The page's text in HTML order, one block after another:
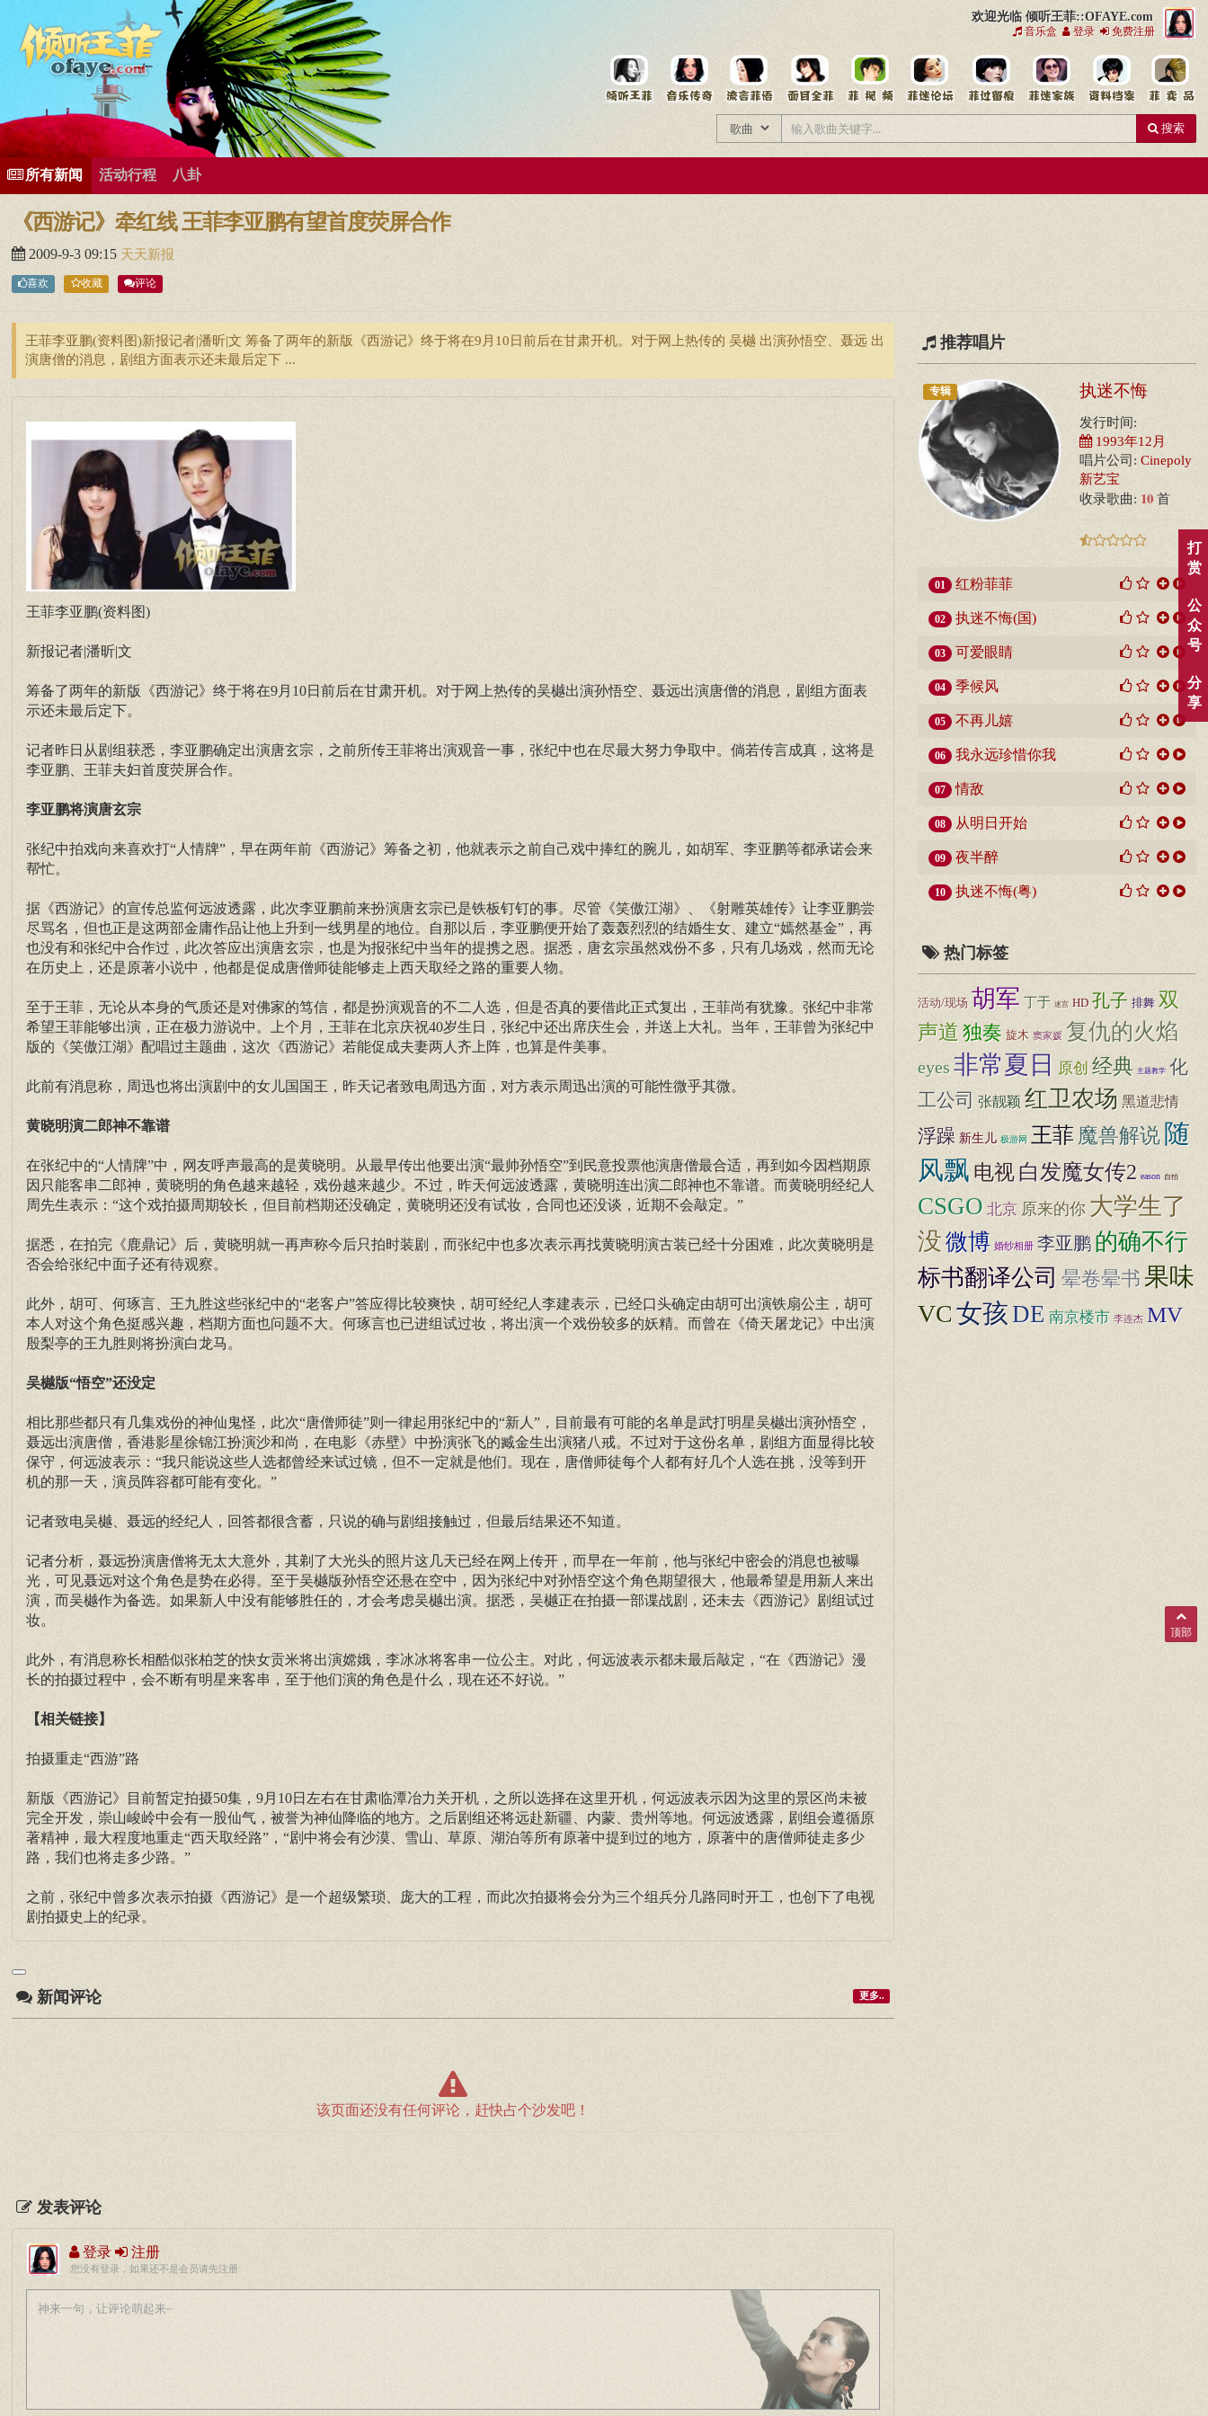
欢迎光临 倾听王菲::OFAYE.com
音乐盒 登录 免费注册
有歌曲专辑
王菲新闻王菲的精美图片王菲精彩视频王菲论坛给王菲留言用户中心王菲资料档案
搜索
所有新闻 活动行程 八卦
《西游记》牵红线 王菲李亚鹏有望首度荧屏合作
2009-9-3 09:15 天天新报
喜欢 收藏 评论
王菲李亚鹏(资料图)新报记者|潘昕|文 筹备了两年的新版《西游记》终于将在9月10日前后在甘肃开机。对于网上热传的 吴樾 出演孙悟空、聂远 出
演唐僧的消息，剧组方面表示还未最后定下 ...
王菲李亚鹏(资料图)
新报记者|潘昕|文
筹备了两年的新版《西游记》终于将在9月10日前后在甘肃开机。对于网上热传的吴樾出演孙悟空、聂远出演唐僧的消息，剧组方面表
示还未最后定下。
记者昨日从剧组获悉，李亚鹏确定出演唐玄宗，之前所传王菲将出演观音一事，张纪中也在尽最大努力争取中。倘若传言成真，这将是
李亚鹏、王菲夫妇首度荧屏合作。
李亚鹏将演唐玄宗
张纪中拍戏向来喜欢打“人情牌”，早在两年前《西游记》筹备之初，他就表示之前自己戏中捧红的腕儿，如胡军、李亚鹏等都承诺会来
帮忙。
据《西游记》的宣传总监何远波透露，此次李亚鹏前来扮演唐玄宗已是铁板钉钉的事。尽管《笑傲江湖》、《射雕英雄传》让李亚鹏尝
尽骂名，但也正是这两部金庸作品让他上升到一线男星的地位。自那以后，李亚鹏便开始了轰轰烈烈的结婚生女、建立“嫣然基金”，再
也没有和张纪中合作过，此次答应出演唐玄宗，也是为报张纪中当年的提携之恩。据悉，唐玄宗虽然戏份不多，只有几场戏，然而无论
在历史上，还是原著小说中，他都是促成唐僧师徒能够走上西天取经之路的重要人物。
至于王菲，无论从本身的气质还是对佛家的笃信，都是扮演观音的不二人选，但是否真的要借此正式复出，王菲尚有犹豫。张纪中非常
希望王菲能够出演，正在极力游说中。上个月，王菲在北京庆祝40岁生日，张纪中还出席庆生会，并送上大礼。当年，王菲曾为张纪中
版的《笑傲江湖》配唱过主题曲，这次《西游记》若能促成夫妻两人齐上阵，也算是件美事。
此前有消息称，周迅也将出演剧中的女儿国国王，昨天记者致电周迅方面，对方表示周迅出演的可能性微乎其微。
黄晓明演二郎神不靠谱
在张纪中的“人情牌”中，网友呼声最高的是黄晓明。从最早传出他要出演“最帅孙悟空”到民意投票他演唐僧最合适，再到如今因档期原
因只能客串二郎神，黄晓明的角色越来越轻，戏份越来越少。不过，昨天何远波透露，黄晓明连出演二郎神也不靠谱。而黄晓明经纪人
周先生表示：“这个戏拍摄周期较长，但目前档期还没确定，黄晓明还没有试妆，合同也还没谈，近期不会敲定。”
据悉，在拍完《鹿鼎记》后，黄晓明就一再声称今后只拍时装剧，而张纪中也多次表示再找黄晓明演古装已经十分困难，此次黄晓明是
否会给张纪中面子还有待观察。
此外，胡可、何琢言、王九胜这些张纪中的“老客户”答应得比较爽快，胡可经纪人李建表示，已经口头确定由胡可出演铁扇公主，胡可
本人对这个角色挺感兴趣，档期方面也问题不大。何琢言也已进组试过妆，将出演一个戏份较多的妖精。而曾在《倚天屠龙记》中出演
殷梨亭的王九胜则将扮演白龙马。
吴樾版“悟空”还没定
相比那些都只有几集戏份的神仙鬼怪，此次“唐僧师徒”则一律起用张纪中的“新人”，目前最有可能的名单是武打明星吴樾出演孙悟空，
聂远出演唐僧，香港影星徐锦江扮演沙和尚，在电影《赤壁》中扮演张飞的臧金生出演猪八戒。不过对于这份名单，剧组方面显得比较
保守，何远波表示：“我只能说这些人选都曾经来试过镜，但不一定就是他们。现在，唐僧师徒每个人都有好几个人选在挑，没等到开
机的那一天，演员阵容都可能有变化。”
记者致电吴樾、聂远的经纪人，回答都很含蓄，只说的确与剧组接触过，但最后结果还不知道。
记者分析，聂远扮演唐僧将无太大意外，其剃了大光头的照片这几天已经在网上传开，而早在一年前，他与张纪中密会的消息也被曝
光，可见聂远对这个角色是势在必得。至于吴樾版孙悟空还悬在空中，因为张纪中对孙悟空这个角色期望很大，他最希望是用新人来出
演，而吴樾作为备选。如果新人中没有能够胜任的，才会考虑吴樾出演。据悉，吴樾正在拍摄一部谍战剧，还未去《西游记》剧组试过
妆。
此外，有消息称长相酷似张柏芝的快女贡米将出演嫦娥，李冰冰将客串一位公主。对此，何远波表示都未最后敲定，“在《西游记》漫
长的拍摄过程中，会不断有明星来客串，至于他们演的角色是什么，现在还不好说。”
【相关链接】
拍摄重走“西游”路
新版《西游记》目前暂定拍摄50集，9月10日左右在甘肃临潭冶力关开机，之所以选择在这里开机，何远波表示因为这里的景区尚未被
完全开发，崇山峻岭中会有一股仙气，被誉为神仙降临的地方。之后剧组还将远赴新疆、内蒙、贵州等地。何远波透露，剧组会遵循原
著精神，最大程度地重走“西天取经路”，“剧中将会有沙漠、雪山、草原、湖泊等所有原著中提到过的地方，原著中的唐僧师徒走多少
路，我们也将走多少路。”
之前，张纪中曾多次表示拍摄《西游记》是一个超级繁琐、庞大的工程，而此次拍摄将会分为三个组兵分几路同时开工，也创下了电视
剧拍摄史上的纪录。
新闻评论 更多..
该页面还没有任何评论，赶快占个沙发吧！
发表评论
登录 注册
您没有登录，如果还不是会员请先注册
推荐唱片
专辑 执迷不悔
发行时间:
1993年12月
唱片公司: Cinepoly
新艺宝
收录歌曲: 10 首
01 红粉菲菲
02 执迷不悔(国)
03 可爱眼睛
04 季候风
05 不再儿嬉
06 我永远珍惜你我
07 情敌
08 从明日开始
09 夜半醉
10 执迷不悔(粤)
热门标签
活动/现场 胡军 丁于 迷宫 HD 孔子 排舞 双
声道 独奏 旋木 窦家媛 复仇的火焰
eyes非常夏日 原创 经典 主题教学 化
工公司 张靓颖 红卫农场 黑道悲情
浮躁 新生儿 极游网 王菲 魔兽解说 随
风飘 电视 白发魔女传2 eason 自拍
CSGO 北京 原来的你 大学生了
没微博 婚纱相册 李亚鹏 的确不行
标书翻译公司 晕卷晕书 果味
VC女孩DE 南京楼市 李连杰 MV
打
赏
公
众
号
分
享
顶部